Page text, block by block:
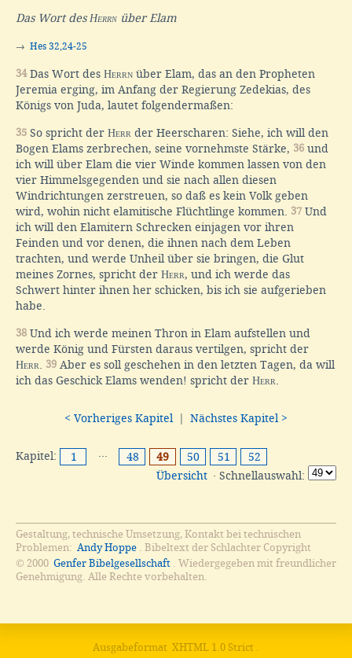
Das Wort des Herrn über Elam
→ Hes 32,24-25
34Das Wort des Herrn über Elam, das an den Propheten
Jeremia erging, im Anfang der Regierung Zedekias, des
Königs von Juda, lautet folgendermaßen:
35 So spricht der Herr der Heerscharen: Siehe, ich will den
Bogen Elams zerbrechen, seine vornehmste Stärke, 36 und
ich will über Elam die vier Winde kommen lassen von den
vier Himmelsgegenden und sie nach allen diesen
Windrichtungen zerstreuen, so daß es kein Volk geben
wird, wohin nicht elamitische Flüchtlinge kommen. 37 Und
ich will den Elamitern Schrecken einjagen vor ihren
Feinden und vor denen, die ihnen nach dem Leben
trachten, und werde Unheil über sie bringen, die Glut
meines Zornes, spricht der Herr, und ich werde das
Schwert hinter ihnen her schicken, bis ich sie aufgerieben
habe.
38 Und ich werde meinen Thron in Elam aufstellen und
werde König und Fürsten daraus vertilgen, spricht der
Herr
39 Aber es soll geschehen in den letzten Tagen, da will
ich das Geschick Elams wenden! spricht der Herr
< Vorheriges Kapitel | Nächstes Kapitel >
Kapitel: 1 ··· 48 49 50 51
52
Übersicht · Schnellauswahl:
Gestaltung, technische Umsetzung, Kontakt bei technischen
Problemen: Andy Hoppe
. Bibeltext der Schlachter Copyright
© 2000 Genfer Bibelgesellschaft
. Wiedergegeben mit freundlicher
Genehmigung. Alle Rechte vorbehalten.
Ausgabeformat XHTML 1.0 Strict